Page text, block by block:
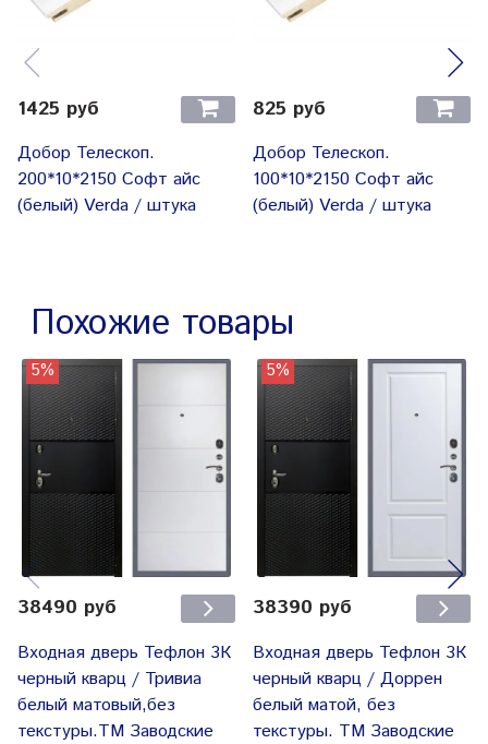
порог
глазок да
броненакладка Врезная
Цвет фурнитуры: хром
Дополнительные
запирающие
устройства:
Противосъемные штыри
Размеры по коробу:
860 x 2050 мм, 960 x 2050
Изготовление на
заказ по
индивидуальным
параметрам:
1425 руб
Добор Телескоп.
200*10*2150 Софт айс
(белый) Verda / штука
825 руб
Добор Телескоп.
100*10*2150 Софт айс
(белый) Verda / штука
Похожие товары
5%
38490 руб
Входная дверь Тефлон 3К
черный кварц / Тривиа
белый матовый,без
текстуры.ТМ Заводские
5%
38390 руб
Входная дверь Тефлон 3К
черный кварц / Доррен
белый матой, без
текстуры. ТМ Заводские